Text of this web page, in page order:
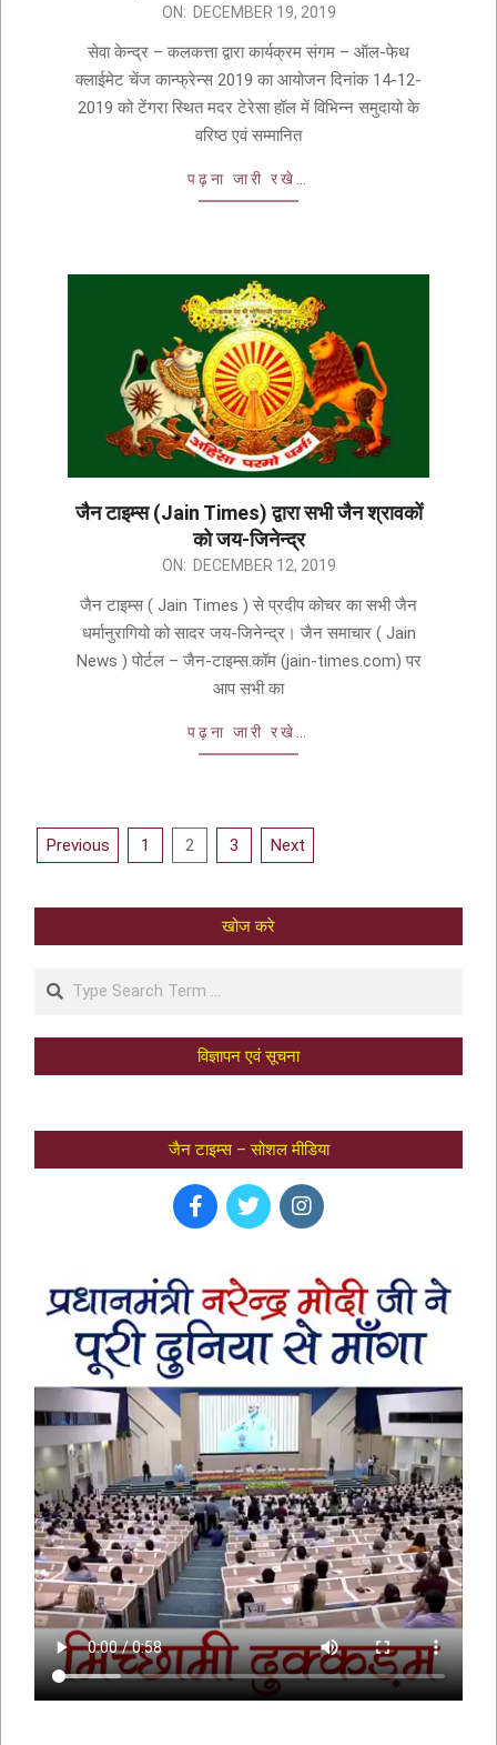
ON: DECEMBER 19, 2019
सेवा केन्द्र – कलकत्ता द्वारा कार्यक्रम संगम – ऑल-फेथ
क्लाईमेट चेंज कान्फ्रेन्स 2019 का आयोजन दिनांक 14-12-
2019 को टेंगरा स्थित मदर टेरेसा हॉल में विभिन्न समुदायो के
वरिष्ठ एवं सम्मानित
पढ़ना जारी रखे…
जैन टाइम्स (Jain Times) द्वारा सभी जैन श्रावकों
को जय-जिनेन्द्र
ON: DECEMBER 12, 2019
जैन टाइम्स ( Jain Times ) से प्रदीप कोचर का सभी जैन
धर्मानुरागियो को सादर जय-जिनेन्द्र। जैन समाचार ( Jain
News ) पोर्टल – जैन-टाइम्स.कॉम (jain-times.com) पर
आप सभी का
पढ़ना जारी रखे…
Previous 1 2 3 Next
खोज करे
विज्ञापन एवं सूचना
भक्तामर स्तोत्र – BHAKTAMAR STOTRA –
आचार्य मानतुंगसूरि द्वारा
जैन टाइम्स – सोशल मीडिया